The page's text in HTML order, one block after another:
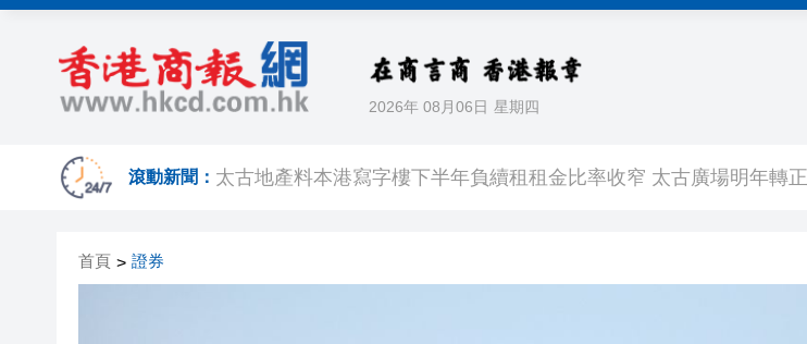
2026年 08月06日 星期四
滾動新聞： 太古地產料本港寫字樓下半年負續租租金比率收窄 太古廣場明年轉正
首頁 > 證券